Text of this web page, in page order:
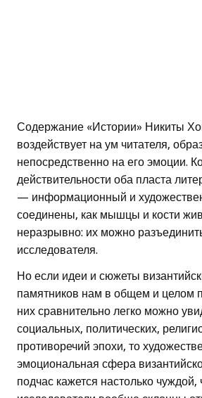
Содержание «Истории» Никиты
воздействует на ум читателя,
непосредственно на его эмоции.
действительности оба пласта
— информационный и
соединены, как мышцы и кости
неразрывно: их можно
исследователя.
Но если идеи и сюжеты
памятников нам в общем и целом
них сравнительно легко можно
социальных, политических,
противоречий эпохи, то
эмоциональная сфера
подчас кажется настолько чуждой,